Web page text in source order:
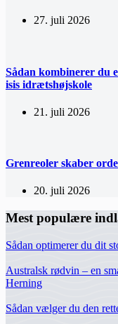
27. juli 2026
Sådan kombinerer du
isis idrætshøjskole
21. juli 2026
Grenreoler skaber
20. juli 2026
Mest populære
Sådan optimerer du dit
Australsk rødvin – en
Herning
Sådan vælger du den